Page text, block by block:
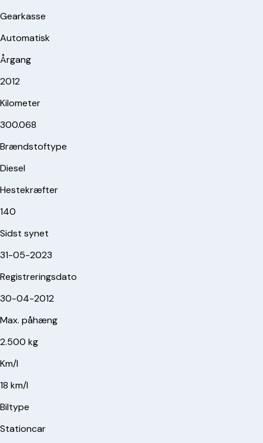
Gearkasse
Automatisk
Årgang
2012
Kilometer
300.068
Brændstoftype
Diesel
Hestekræfter
140
Sidst synet
31-05-2023
Registreringsdato
30-04-2012
Max. påhæng
2.500 kg
Km/l
18 km/l
Biltype
Stationcar